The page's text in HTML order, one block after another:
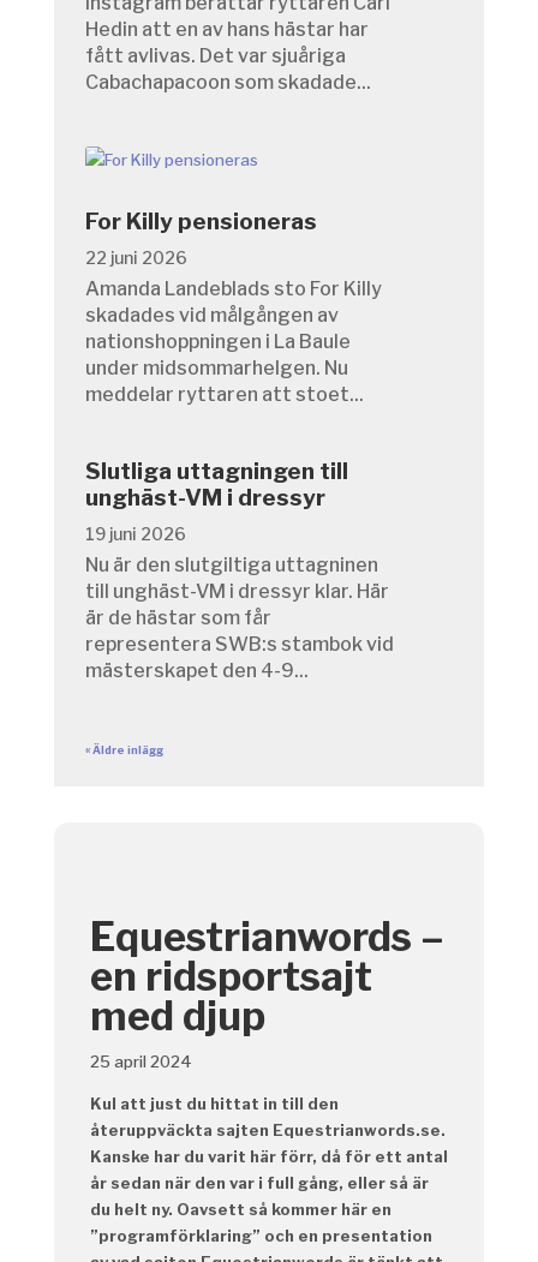
Hedin att en av hans hästar har
fått avlivas. Det var sjuåriga
Cabachapacoon som skadade...
For Killy pensioneras
22 juni 2026
Amanda Landeblads sto For Killy
skadades vid målgången av
nationshoppningen i La Baule
under midsommarhelgen. Nu
meddelar ryttaren att stoet...
Slutliga uttagningen till
unghäst-VM i dressyr
19 juni 2026
Nu är den slutgiltiga uttagninen
till unghäst-VM i dressyr klar. Här
är de hästar som får
representera SWB:s stambok vid
mästerskapet den 4-9...
« Äldre inlägg
Equestrianwords –
en ridsportsajt
med djup
25 april 2024
Kul att just du hittat in till den
återuppväckta sajten Equestrianwords.se.
Kanske har du varit här förr, då för ett antal
år sedan när den var i full gång, eller så är
du helt ny. Oavsett så kommer här en
”programförklaring” och en presentation